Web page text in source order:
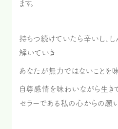
ます。
持ちつ続けていたら辛いし、
解いていき
あなたが無力ではないことを
自尊感情を味わいながら生き
セラーである私の心からの願い